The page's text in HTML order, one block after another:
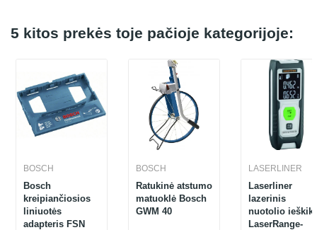
5 kitos prekės toje pačioje kategorijoje:
BOSCH
Bosch
kreipiančiosios
liniuotės
adapteris FSN
BOSCH
Ratukinė atstumo
matuoklė Bosch
GWM 40
LASERLINER
Laserliner
lazerinis
nuotolio
LaserRange-